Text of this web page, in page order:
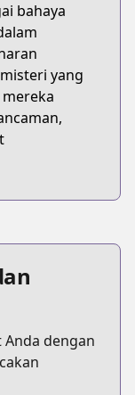
bahaya
yang
Anda dengan